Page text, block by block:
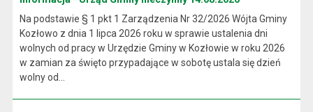
Na podstawie § 1 pkt 1 Zarządzenia Nr 32/2026 Wójta Gminy
Kozłowo z dnia 1 lipca 2026 roku w sprawie ustalenia dni
wolnych od pracy w Urzędzie Gminy w Kozłowie w roku 2026
w zamian za święto przypadające w sobotę ustala się dzień
wolny od...